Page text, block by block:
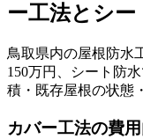
ー工法とシ
鳥取県内の屋根防水
150万円、シート防
積・既存屋根の状態
カバー工法の費